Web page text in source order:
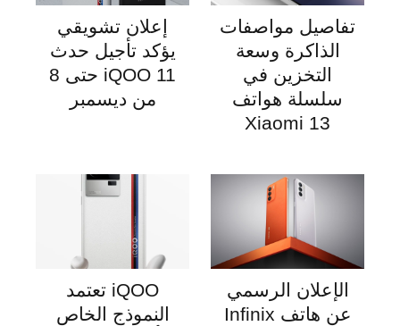
تفاصيل مواصفات
الذاكرة وسعة
التخزين في
سلسلة هواتف
Xiaomi 13
إعلان تشويقي
يؤكد تأجيل حدث
iQOO 11 حتى 8
من ديسمبر
الإعلان الرسمي
عن هاتف Infinix
iQOO تعتمد
النموذج الخاص